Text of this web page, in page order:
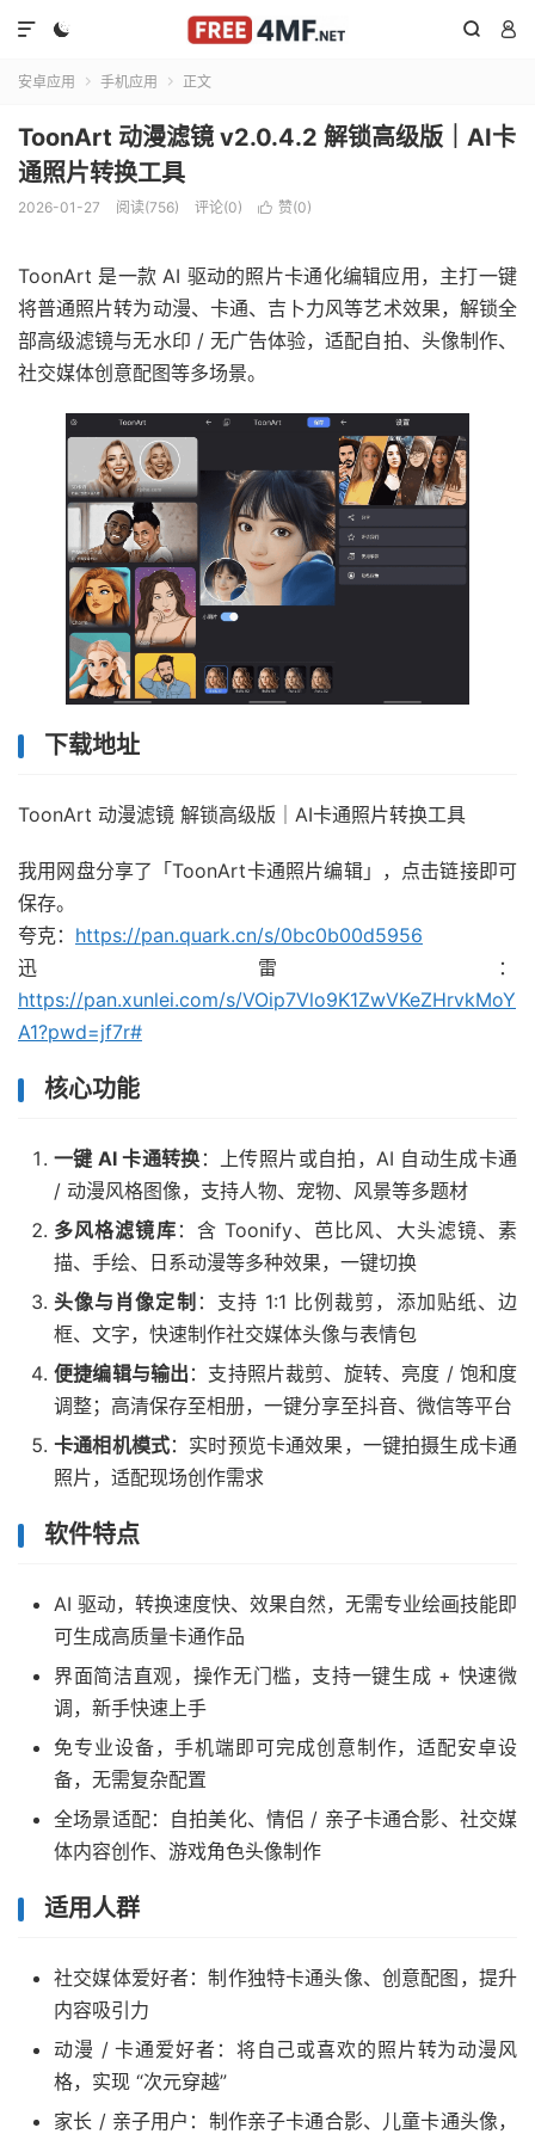
  

安卓应用  手机应用  正文
ToonArt 动漫滤镜 v2.0.4.2 解锁高级版｜AI卡
通照片转换工具
2026-01-27 阅读(756) 评论(0)  赞(0)
ToonArt 是一款 AI 驱动的照片卡通化编辑应用，主打一键
将普通照片转为动漫、卡通、吉卜力风等艺术效果，解锁全
部高级滤镜与无水印 / 无广告体验，适配自拍、头像制作、
社交媒体创意配图等多场景。
下载地址
ToonArt 动漫滤镜 解锁高级版｜AI卡通照片转换工具
我用网盘分享了「ToonArt卡通照片编辑」，点击链接即可
保存。
夸克： https://pan.quark.cn/s/0bc0b00d5956
迅雷：
https://pan.xunlei.com/s/VOip7Vlo9K1ZwVKeZHrvkMoY
A1?pwd=jf7r#
核心功能
一键 AI 卡通转换 ：上传照片或自拍，AI 自动生成卡通
/ 动漫风格图像，支持人物、宠物、风景等多题材
多风格滤镜库 ：含 Toonify、芭比风、大头滤镜、素
描、手绘、日系动漫等多种效果，一键切换
头像与肖像定制 ：支持 1:1 比例裁剪，添加贴纸、边
框、文字，快速制作社交媒体头像与表情包
便捷编辑与输出 ：支持照片裁剪、旋转、亮度 / 饱和度
调整；高清保存至相册，一键分享至抖音、微信等平台
卡通相机模式：实时预览卡通效果，一键拍摄生成卡通
照片，适配现场创作需求
软件特点
AI 驱动，转换速度快、效果自然，无需专业绘画技能即
可生成高质量卡通作品
界面简洁直观，操作无门槛，支持一键生成 + 快速微
调，新手快速上手
免专业设备，手机端即可完成创意制作，适配安卓设
备，无需复杂配置
全场景适配：自拍美化、情侣 / 亲子卡通合影、社交媒
体内容创作、游戏角色头像制作
适用人群
社交媒体爱好者：制作独特卡通头像、创意配图，提升
内容吸引力
动漫 / 卡通爱好者：将自己或喜欢的照片转为动漫风
格，实现 “次元穿越”
家长 / 亲子用户：制作亲子卡通合影、儿童卡通头像，